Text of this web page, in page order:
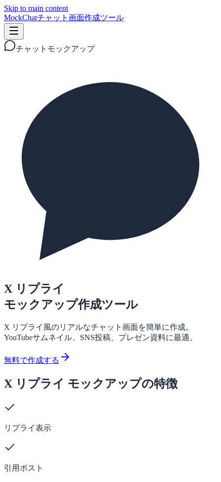
Skip to main content
MockChatチャット画面作成ツール
チャットモックアップ
X リプライ
モックアップ作成ツール
X リプライ風のリアルなチャット画面を簡単に作成。
YouTubeサムネイル、SNS投稿、プレゼン資料に最適。
無料で作成する
X リプライ モックアップの特徴
リプライ表示
引用ポスト